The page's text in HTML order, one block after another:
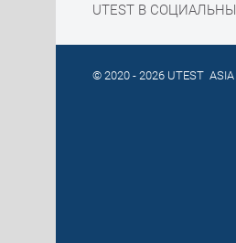
UTEST В
© 2020 - 2026 UTEST ASIA